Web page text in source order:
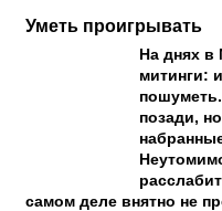
Уметь проигрывать
На днях
митинги:
позади,
самом деле внятно не